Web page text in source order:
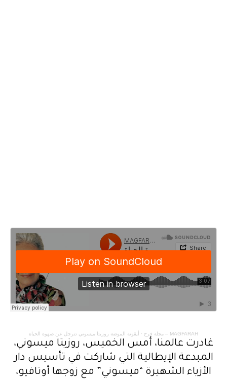
MAGFARAH – مجلة فرح · أيقونة الموضة روزيتا ميسوني تترجل عن صهوة الحياة
غادرت عالمنا، أمس الخميس، روزيتا ميسوني،
المبدعة الإيطالية التي شاركت في تأسيس دار
الأزياء الشهيرة “ميسوني” مع زوجها أوتافيو،